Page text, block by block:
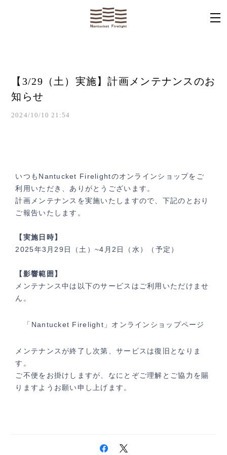
【3/29（土）実施】計画メンテナンスのお
知らせ
2024/10/10 21:54
いつもNantucket Firelightのオンラインショップをご
利用いただき、ありがとうございます。
計画メンテナンスを実施いたしますので、下記のとおり
ご報告いたします。
【実施日時】
2025年3月29日（土）~4 月2日（水） （予定）
【影響範囲】
メンテナンス中は以下のサービスはご利用いただけませ
ん。
「Nantucket Firelight」オンラインショップページ
メンテナンスが終了し次第、サービスは復旧となりま
す。
ご不便をお掛けしますが、なにとぞご理解とご協力を賜
りますようお願い申し上げます。